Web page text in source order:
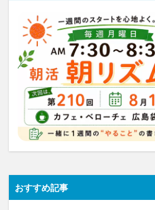
おすすめ記事